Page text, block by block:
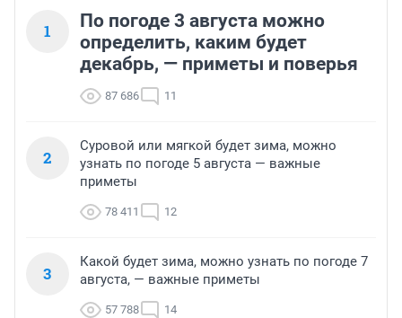
1
По погоде 3 августа можно
определить, каким будет
декабрь, — приметы и поверья
87 686 11
2
Суровой или мягкой будет зима, можно
узнать по погоде 5 августа — важные
приметы
78 411 12
3
Какой будет зима, можно узнать по погоде 7
августа, — важные приметы
57 788 14